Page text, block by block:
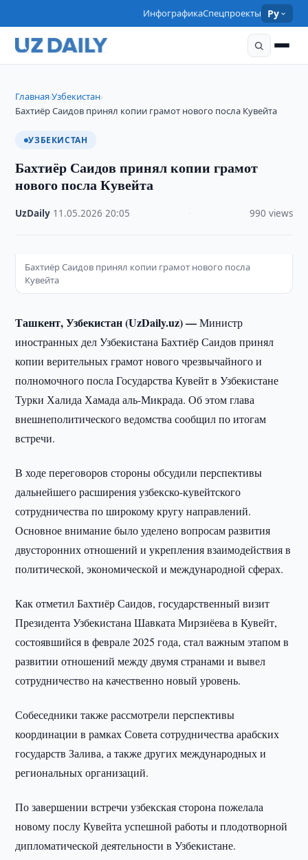
ИнфографикаСпецпроекты Ру
Главная›Узбекистан›
Бахтиёр Саидов принял копии грамот нового посла Кувейта
УЗБЕКИСТАН
Бахтиёр Саидов принял копии грамот
нового посла Кувейта
UzDaily 11.05.2026 ·20:05 990 views
Бахтиёр Саидов принял копии грамот нового посла
Кувейта
Ташкент, Узбекистан (UzDaily.uz) —Министр
иностранных дел Узбекистана Бахтиёр Саидов принял
копии верительных грамот нового чрезвычайного и
полномочного посла Государства Кувейт в Узбекистане
Турки Халида Хамада аль-Микрада. Об этом глава
внешнеполитического ведомства сообщил по итогам
встречи.
В ходе переговоров стороны обсудили перспективы
дальнейшего расширения узбекско-кувейтского
сотрудничества по широкому кругу направлений.
Основное внимание было уделено вопросам развития
двусторонних отношений и укрепления взаимодействия в
политической, экономической и международной сферах.
Как отметил Бахтиёр Саидов, государственный визит
Президента Узбекистана Шавката Мирзиёева в Кувейт,
состоявшийся в феврале 2025 года, стал важным этапом в
развитии отношений между двумя странами и вывел
сотрудничество на качественно новый уровень.
Собеседники также рассмотрели перспективы
координации в рамках Совета сотрудничества арабских
государств Залива, а также других международных и
региональных организаций.
По завершении встречи узбекская сторона пожелала
новому послу Кувейта успешной работы и плодотворной
дипломатической деятельности в Узбекистане.